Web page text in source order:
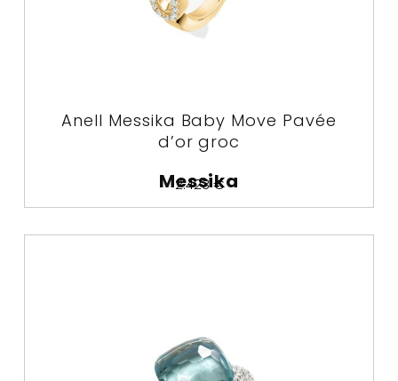
Anell Messika Baby Move Pavée
d’or groc
Messika
2.423€